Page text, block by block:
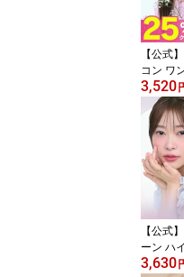
うカラ
アンド
クリス
【公式
コン ワ
チュラル
枚 2箱
カラー
コンタ
度なし
人気 大
コン 韓
ー ベイ
モカリ
ズ
3,520
【公式
ーン ハ
RDS カ
3,630